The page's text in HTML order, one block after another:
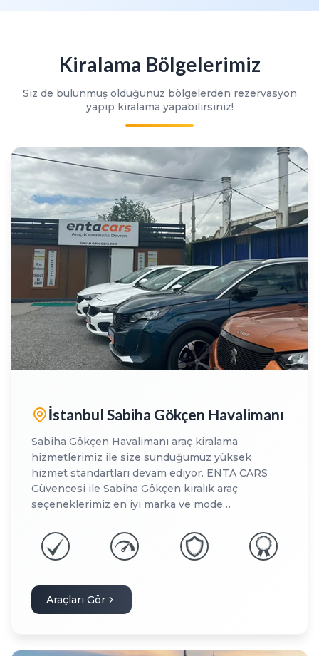
Kiralama Bölgelerimiz
Siz de bulunmuş olduğunuz bölgelerden rezervasyon
yapıp kiralama yapabilirsiniz!
İstanbul Sabiha Gökçen Havalimanı
Sabiha Gökçen Havalimanı araç kiralama
hizmetlerimiz ile size sunduğumuz yüksek
hizmet standartları devam ediyor. ENTA CARS
Güvencesi ile Sabiha Gökçen kiralık araç
seçeneklerimiz en iyi marka ve mode…
Araçları Gör